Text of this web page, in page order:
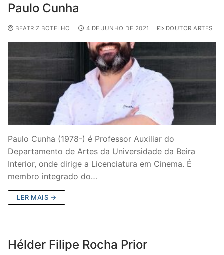
Paulo Cunha
BEATRIZ BOTELHO 4 DE JUNHO DE 2021 DOUTOR ARTES
Paulo Cunha (1978-) é Professor Auxiliar do
Departamento de Artes da Universidade da Beira
Interior, onde dirige a Licenciatura em Cinema. É
membro integrado do…
LER MAIS →
Hélder Filipe Rocha Prior